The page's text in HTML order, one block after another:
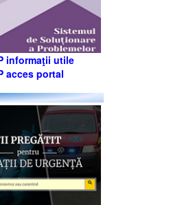
informaţii utile
acces portal